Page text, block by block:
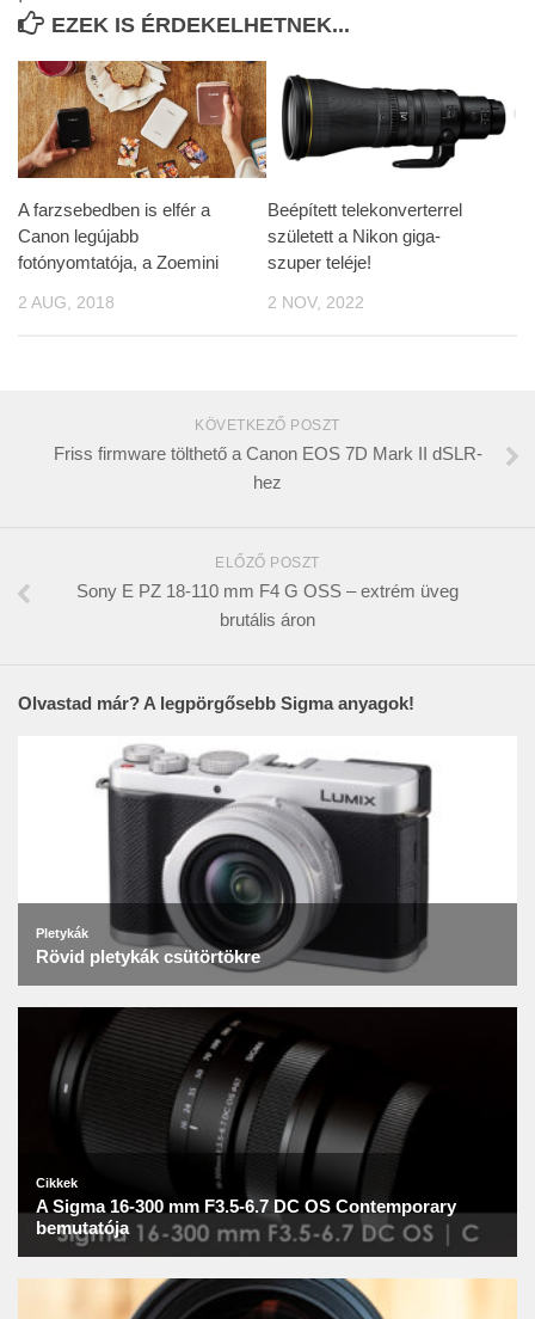
EZEK IS ÉRDEKELHETNEK...
A farzsebedben is elfér a
Canon legújabb
fotónyomtatója, a Zoemini
2 AUG, 2018
Beépített telekonverterrel
született a Nikon giga-
szuper teléje!
2 NOV, 2022
KÖVETKEZŐ POSZT
Friss firmware tölthető a Canon EOS 7D Mark II dSLR-
hez
ELŐZŐ POSZT
Sony E PZ 18-110 mm F4 G OSS – extrém üveg
brutális áron
Olvastad már? A legpörgősebb Sigma anyagok!